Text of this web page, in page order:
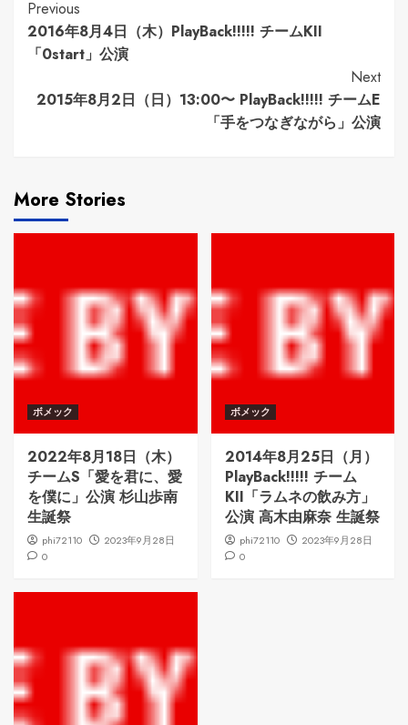
Continue
Reading
Previous
2016年8月4日（木）PlayBack!!!!! チームKII
「0start」公演
Next
2015年8月2日（日）13:00〜 PlayBack!!!!! チームE
「手をつなぎながら」公演
More Stories
ボメック
2022年8月18日（木）
チームS「愛を君に、愛
を僕に」公演 杉山歩南
生誕祭
phi72110
2023年9月28日
0
ボメック
2014年8月25日（月）
PlayBack!!!!! チーム
KII「ラムネの飲み方」
公演 高木由麻奈 生誕祭
phi72110
2023年9月28日
0